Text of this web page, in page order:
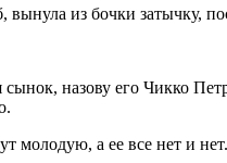
из бочки затычку,
назову его Чикко
молодую, а ее все нет и